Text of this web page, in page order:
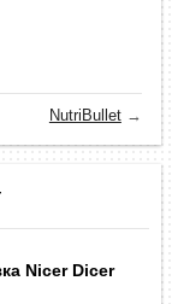
NutriBullet→
Nicer Dicer